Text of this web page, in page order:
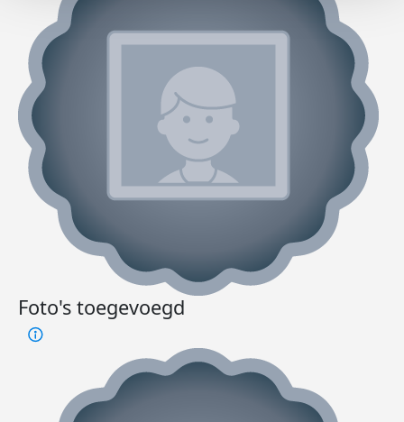
Foto's toegevoegd